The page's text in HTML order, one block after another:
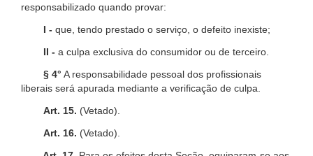
responsabilizado quando provar:
I - que, tendo prestado o serviço, o defeito inexiste;
II - a culpa exclusiva do consumidor ou de terceiro.
§ 4° A responsabilidade pessoal dos profissionais
liberais será apurada mediante a verificação de culpa.
Art. 15. (Vetado).
Art. 16. (Vetado).